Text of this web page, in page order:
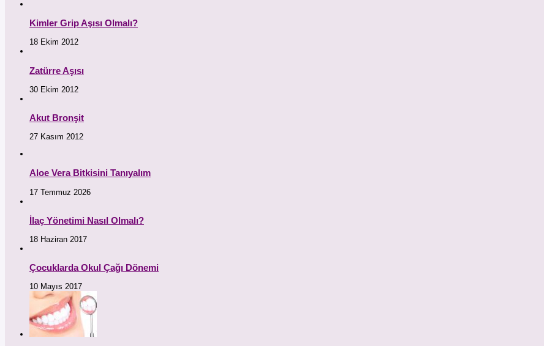
Kimler Grip Aşısı Olmalı?
18 Ekim 2012
Zatürre Aşısı
30 Ekim 2012
Akut Bronşit
27 Kasım 2012
Aloe Vera Bitkisini Tanıyalım
17 Temmuz 2026
İlaç Yönetimi Nasıl Olmalı?
18 Haziran 2017
Çocuklarda Okul Çağı Dönemi
10 Mayıs 2017